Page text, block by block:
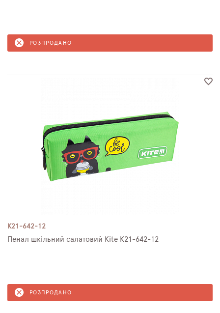
РОЗПРОДАНО
K21-642-12
Пенал шкільний салатовий Kite K21-642-12
РОЗПРОДАНО